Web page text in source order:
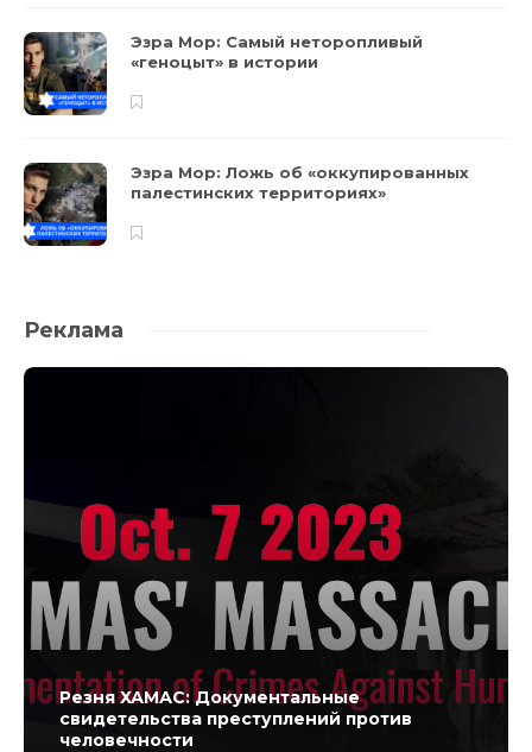
Эзра Мор: Самый неторопливый
«геноцыт» в истории
Эзра Мор: Ложь об «оккупированных
палестинских территориях»
Реклама
Резня ХАМАС: Документальные
свидетельства преступлений против
человечности